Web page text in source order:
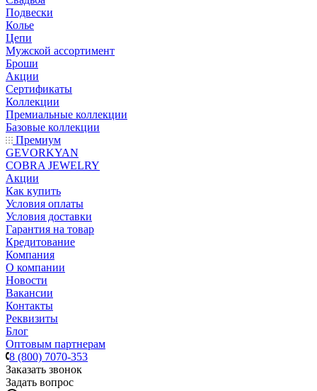
Подвески
Колье
Цепи
Мужской ассортимент
Броши
Акции
Сертификаты
Коллекции
Премиальные коллекции
Базовые коллекции
Премиум
GEVORKYAN
COBRA JEWELRY
Акции
Как купить
Условия оплаты
Условия доставки
Гарантия на товар
Кредитование
Компания
О компании
Новости
Вакансии
Контакты
Реквизиты
Блог
Оптовым партнерам
8 (800) 7070-353
Заказать звонок
Задать вопрос